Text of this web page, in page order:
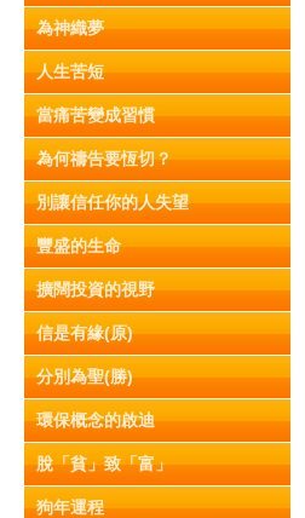
為神織夢
人生苦短
當痛苦變成習慣
為何禱告要恆切？
別讓信任你的人失望
豐盛的生命
擴闊投資的視野
信是有緣(原)
分別為聖(勝)
環保概念的啟迪
脫「貧」致「富」
狗年運程